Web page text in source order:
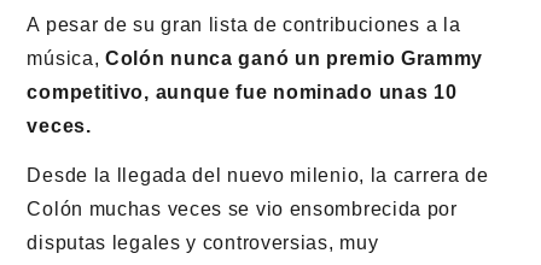
A pesar de su gran lista de contribuciones a la
música, Colón nunca ganó un premio Grammy
competitivo, aunque fue nominado unas 10
veces.
Desde la llegada del nuevo milenio, la carrera de
Colón muchas veces se vio ensombrecida por
disputas legales y controversias, muy